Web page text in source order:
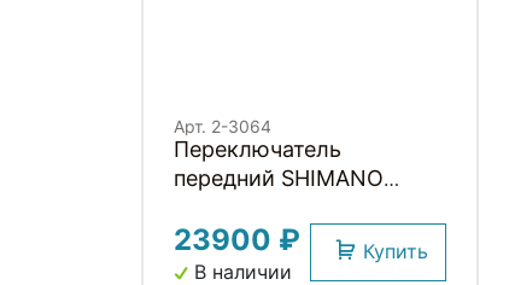
Арт. 2-3064
Переключатель
передний SHIMANO
23900 ₽
В наличии
Купить